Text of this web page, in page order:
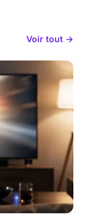
Voir tout →